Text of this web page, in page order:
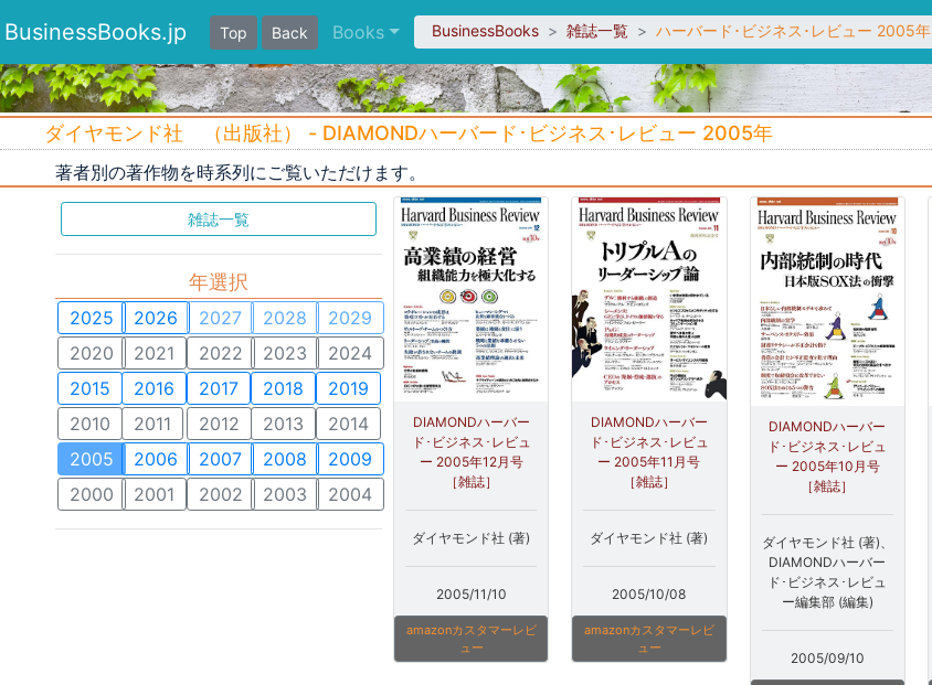
BusinessBooks.jp Top Back Books BusinessBooks 雑誌一覧 ハーバード･ビジネス･レビュー 2005年
ダイヤモンド社 （出版社） - DIAMONDハーバード･ビジネス･レビュー 2005年
著者別の著作物を時系列にご覧いただけます。
雑誌一覧
年選択
2025 2026 2027 2028
2029
2020
2021 2022 2023
2024
2015
2016 2017 2018
2019
2010
2011 2012 2013
2014
2005
2006 2007 2008
2009
2000
2001 2002 2003 2004
DIAMONDハーバー
ド･ビジネス･レビュ
ー 2005年12月号
［雑誌］
ダイヤモンド社 (著)
2005/11/10
amazonカスタマーレビ
ュー
DIAMONDハーバー
ド･ビジネス･レビュ
ー 2005年11月号
［雑誌］
ダイヤモンド社 (著)
2005/10/08
amazonカスタマーレビ
ュー
DIAMONDハーバー
ド･ビジネス･レビュ
ー 2005年10月号
［雑誌］
ダイヤモンド社 (著)、
DIAMONDハーバー
ド･ビジネス･レビュ
ー編集部 (編集)
2005/09/10